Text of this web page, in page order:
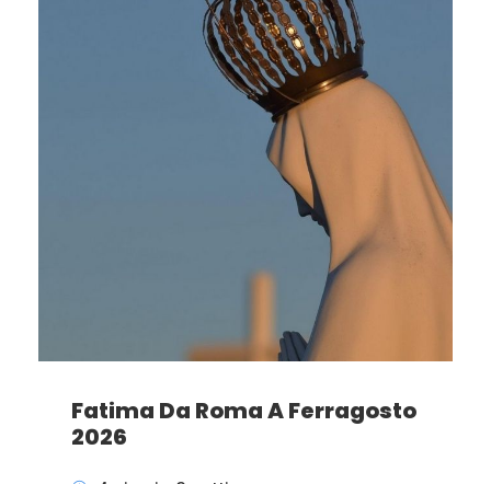
Fatima Da Roma A Ferragosto
2026